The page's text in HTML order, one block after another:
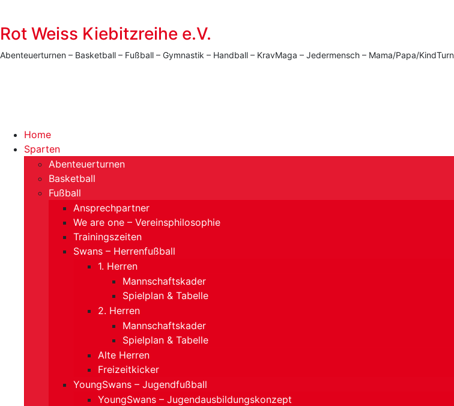
Rot Weiss Kiebitzreihe e.V.
Abenteuerturnen – Basketball – Fußball – Gymnastik – Handball – KravMaga – Jedermensch – Mama/Papa/
Menü
Home
Sparten
Abenteuerturnen
Basketball
Fußball
Ansprechpartner
We are one – Vereinsphilosophie
Trainingszeiten
Swans – Herrenfußball
1. Herren
Mannschaftskader
Spielplan & Tabelle
2. Herren
Mannschaftskader
Spielplan & Tabelle
Alte Herren
Freizeitkicker
YoungSwans – Jugendfußball
YoungSwans – Jugendausbildungskonzept